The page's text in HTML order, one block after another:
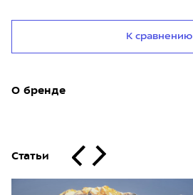
К сравнению
О бренде
Статьи